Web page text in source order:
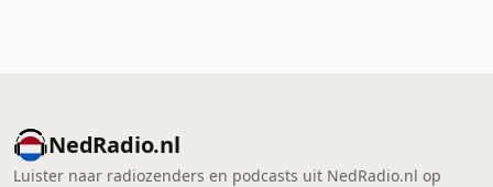
NedRadio.nl
Luister naar radiozenders en podcasts uit NedRadio.nl op